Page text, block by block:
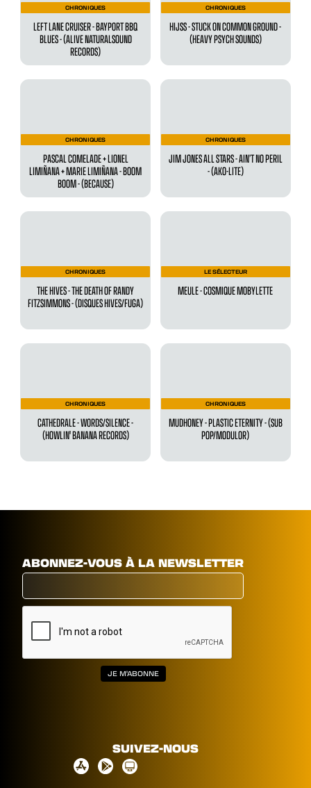
CHRONIQUES
LEFT LANE CRUISER - BAYPORT BBQ
BLUES - (ALIVE NATURALSOUND
RECORDS)
CHRONIQUES
HIJSS - STUCK ON COMMON GROUND -
(HEAVY PSYCH SOUNDS)
CHRONIQUES
PASCAL COMELADE + LIONEL
LIMIÑANA + MARIE LIMIÑANA - BOOM
BOOM - (BECAUSE)
CHRONIQUES
JIM JONES ALL STARS - AIN’T NO PERIL
- (AKO-LITE)
CHRONIQUES
THE HIVES - THE DEATH OF RANDY
FITZSIMMONS - (DISQUES HIVES/FUGA)
LE SÉLECTEUR
MEULE - COSMIQUE MOBYLETTE
CHRONIQUES
CATHEDRALE - WORDS/SILENCE -
(HOWLIN' BANANA RECORDS)
CHRONIQUES
MUDHONEY - PLASTIC ETERNITY - (SUB
POP/MODULOR)
ABONNEZ-VOUS À LA NEWSLETTER
SUIVEZ-NOUS